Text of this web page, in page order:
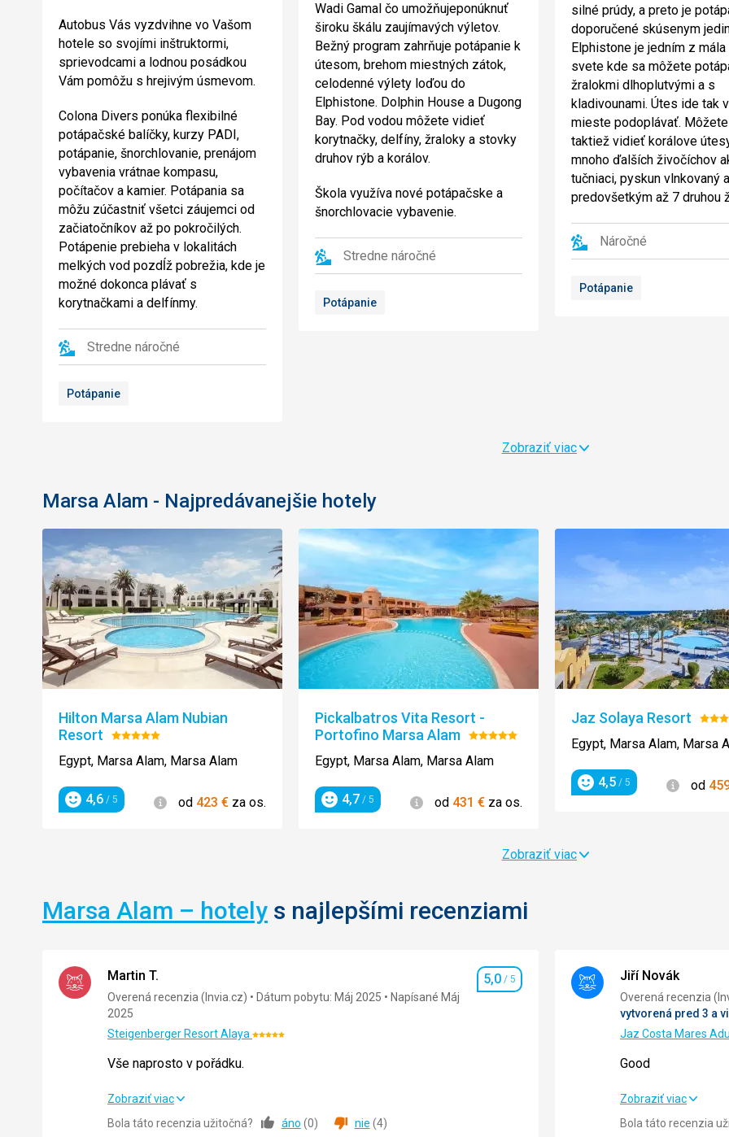
Autobus Vás vyzdvihne vo Vašom
hotele so svojími inštruktormi,
sprievodcami a lodnou posádkou
Vám pomôžu s hrejivým úsmevom.
Colona Divers ponúka flexibilné
potápačské balíčky, kurzy PADI,
potápanie, šnorchlovanie, prenájom
vybavenia vrátnae kompasu,
počítačov a kamier. Potápania sa
môžu zúčastniť všetci záujemci od
začiatočníkov až po pokročilých.
Potápenie prebieha v lokalitách
melkých vod pozdĺž pobrežia, kde je
možné dokonca plávať s
korytnačkami a delfínmy.
Stredne náročné
Potápanie
Wadi Gamal čo umožňujeponúknuť
široku škálu zaujímavých výletov.
Bežný program zahrňuje potápanie k
útesom, brehom miestných zátok,
celodenné výlety loďou do
Elphistone. Dolphin House a Dugong
Bay. Pod vodou môžete vidieť
korytnačky, delfíny, žraloky a stovky
druhov rýb a korálov.
Škola využíva nové potápačske a
šnorchlovacie vybavenie.
Stredne náročné
Potápanie
silné prúdy, a preto je
doporučené skúsenym
Elphistone je jedním z
svete kde sa môžete
žralokmi dlhoplutvými a s
kladivounami. Útes ide tak
mieste podoplávať.
taktiež vidieť korálove
mnoho ďalších živočíchov
tučniaci, pyskun vlnkovaný a
predovšetkým až 7 druhou
Náročné
Potápanie
Zobraziť viac
Marsa Alam - Najpredávanejšie hotely
Hilton Marsa Alam Nubian
Resort Hodnotenie:
5/5
Egypt, Marsa Alam, Marsa Alam
Hodnotenie
4,6 / 5 Informácie
od 423 € za os.
Pickalbatros Vita Resort -
Portofino Marsa Alam Hodnotenie:
5/5
Egypt, Marsa Alam, Marsa Alam
Hodnotenie
4,7 / 5 Informácie
od 431 € za os.
Jaz Solaya Resort
5/5
Egypt, Marsa Alam, Marsa
Hodnotenie
4,5 / 5 od
Zobraziť viac
Marsa Alam – hotely s najlepšími recenziami
Martin T.
Hodnotenie
5,0 / 5
Overená recenzia (Invia.cz) Dátum pobytu: Máj 2025
Napísané Máj
2025
Steigenberger Resort AlayaHodnotenie:
Vše naprosto v pořádku.
Vše naprosto v pořádku.
Zobraziť viac
Bola táto recenzia užitočná?
áno (0) nie (4)
Jiří Novák
vytvorená pred 3 a
Jaz Costa Mares
Good
Good
Zobraziť viac
Bola táto recenzia